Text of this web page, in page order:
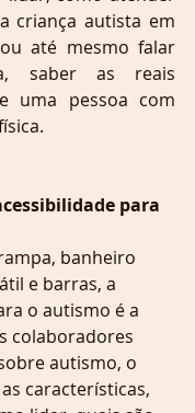
criança autista em
até mesmo falar
saber as reais
uma pessoa com
para
e barras, a
o autismo é a
colaboradores
autismo, o
características,